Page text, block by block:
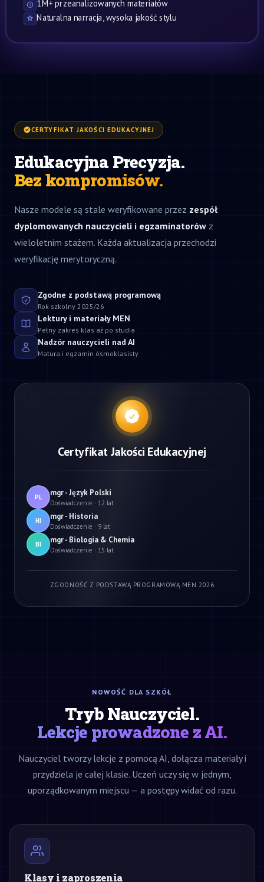
1M+ przeanalizowanych materiałów
Naturalna narracja, wysoka jakość stylu
CERTYFIKAT JAKOŚCI EDUKACYJNEJ
Edukacyjna Precyzja.
Bez kompromisów.
Nasze modele są stale weryfikowane przez zespół
dyplomowanych nauczycieli i egzaminatorów z
wieloletnim stażem. Każda aktualizacja przechodzi
weryfikację merytoryczną.
Zgodne z podstawą programową
Rok szkolny 2025/26
Lektury i materiały MEN
Pełny zakres klas aż po studia
Nadzór nauczycieli nad AI
Matura i egzamin ósmoklasisty
Certyfikat Jakości Edukacyjnej
PL mgr - Język Polski
Doświadczenie · 12 lat
HI mgr - Historia
Doświadczenie · 9 lat
BI mgr - Biologia & Chemia
Doświadczenie · 15 lat
ZGODNOŚĆ Z PODSTAWĄ PROGRAMOWĄ MEN 2026
NOWOŚĆ DLA SZKÓŁ
Tryb Nauczyciel.
Lekcje prowadzone z AI.
Nauczyciel tworzy lekcje z pomocą AI, dołącza materiały i
przydziela je całej klasie. Uczeń uczy się w jednym,
uporządkowanym miejscu — a postępy widać od razu.
Klasy i zaproszenia